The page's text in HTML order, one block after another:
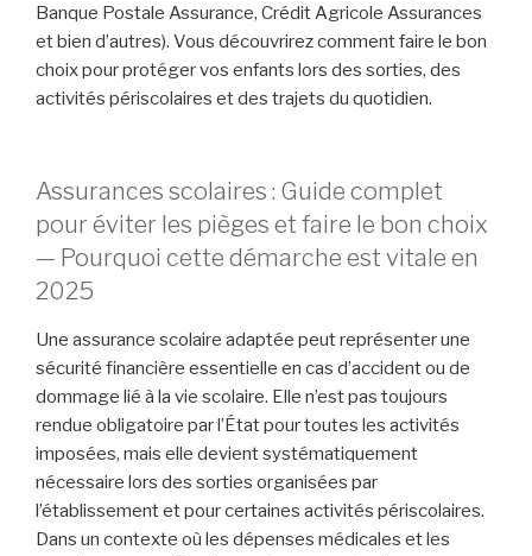
Banque Postale Assurance, Crédit Agricole Assurances
et bien d’autres). Vous découvrirez comment faire le bon
choix pour protéger vos enfants lors des sorties, des
activités périscolaires et des trajets du quotidien.
Assurances scolaires : Guide complet
pour éviter les pièges et faire le bon choix
— Pourquoi cette démarche est vitale en
2025
Une assurance scolaire adaptée peut représenter une
sécurité financière essentielle en cas d’accident ou de
dommage lié à la vie scolaire. Elle n’est pas toujours
rendue obligatoire par l’État pour toutes les activités
imposées, mais elle devient systématiquement
nécessaire lors des sorties organisées par
l’établissement et pour certaines activités périscolaires.
Dans un contexte où les dépenses médicales et les